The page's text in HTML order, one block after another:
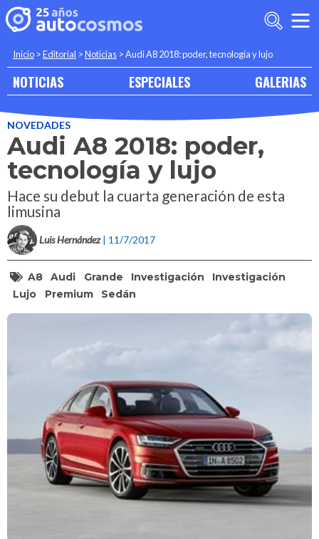
Inicio >Editorial >Noticias >Audi A8 2018: poder, tecnología y lujo
NOTICIAS ESPECIALES GALERIAS
NOVEDADES
Audi A8 2018: poder,
tecnología y lujo
Hace su debut la cuarta generación de esta
limusina
Luis Hernández | 11/7/2017
A8 Audi Grande Investigación
Investigación
Lujo
Premium Sedán